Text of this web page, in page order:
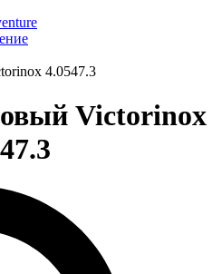
4.0547.3
Victorinox